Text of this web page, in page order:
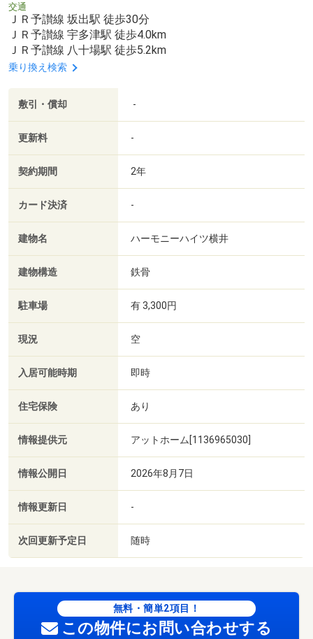
交通
ＪＲ予讃線 坂出駅 徒歩30分
ＪＲ予讃線 宇多津駅 徒歩4.0km
ＪＲ予讃線 八十場駅 徒歩5.2km
乗り換え検索
敷引・償却 -
更新料 -
契約期間 2年
カード決済 -
建物名 ハーモニーハイツ横井
建物構造 鉄骨
駐車場 有 3,300円
現況 空
入居可能時期 即時
住宅保険 あり
情報提供元 アットホーム[1136965030]
情報公開日 2026年8月7日
情報更新日 -
次回更新予定日 随時
無料・簡単2項目！
この物件にお問い合わせする